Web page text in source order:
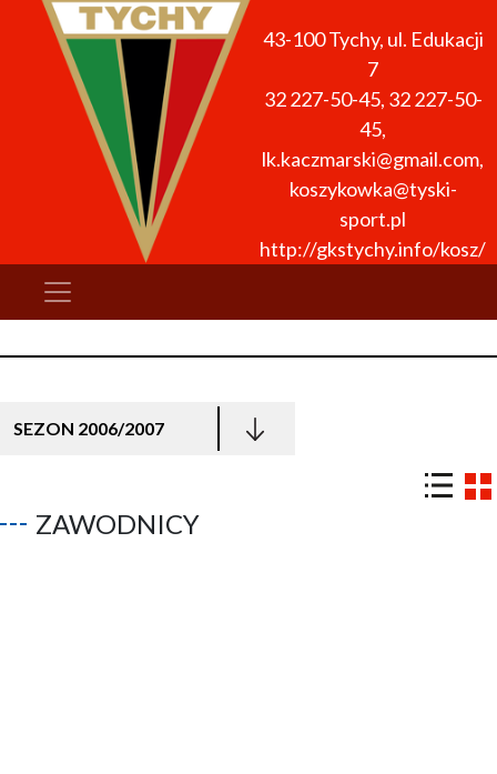
43-100 Tychy, ul. Edukacji
7
32 227-50-45, 32 227-50-
45,
lk.kaczmarski@gmail.com,
koszykowka@tyski-
sport.pl
http://gkstychy.info/kosz/
SEZON 2006/2007
ZAWODNICY